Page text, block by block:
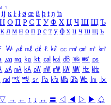
₃ ₄
ĳ ĸ ŀ ł ø œ ß þ ŧ ŋ ŉ
Н О П Р С Т У Ф Х Ц Ч Ш Щ Ъ
к л м н о п р с т у ф х ц ч ш щ ъ
￦ ㎕ ㎖ ㎗ ℓ ㎘ ㏄ ㎣ ㎤ ㎥ ㎦
㎍ ㎎ ㎏ ㏏ ㎈ ㎉ ㏈ ㎧ ㎨ ㎰
㎂ ㎃ ㎄ ㎺ ㎻ ㎽ ㎾ ㎿ ㎐ ㎑
㎭ ㎮ ㎯ ㏛ ㎩ ㎪ ㎫ ㎬ ㏝ ㏐
㏓
▽ → ← ↑ ↓ ↔ 〓 ◁ ◀ ▷ ▶ ♤